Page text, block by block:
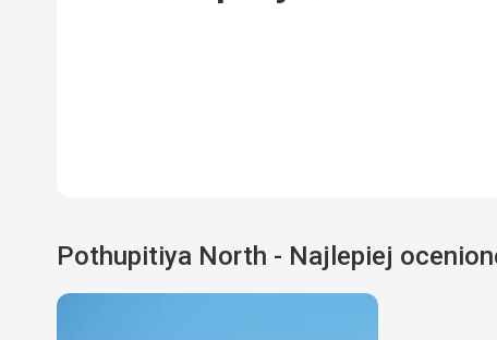
Pothupitiya North - Najlepiej